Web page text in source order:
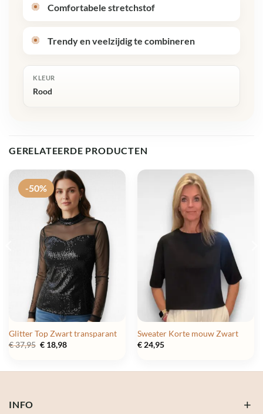
Comfortabele stretchstof
Trendy en veelzijdig te combineren
KLEUR
Rood
GERELATEERDE PRODUCTEN
-50%
Glitter Top Zwart transparant
€37,95 Oorspronkelijke
€18,98Huidige
Sweater Korte mouw Zwart
€24,95
INFO